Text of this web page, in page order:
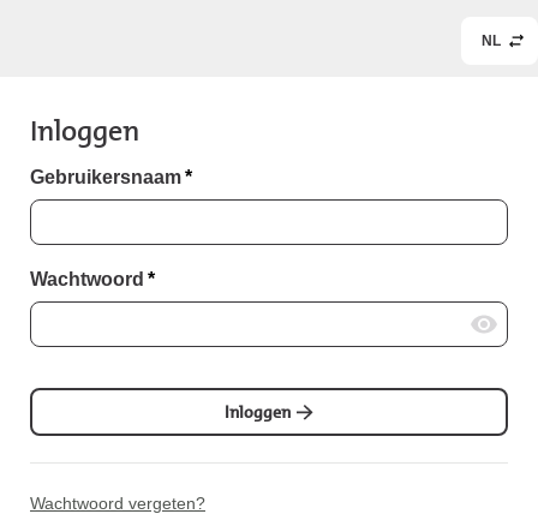
NL
Inloggen
Gebruikersnaam*
Wachtwoord *
Inloggen
Wachtwoord vergeten?